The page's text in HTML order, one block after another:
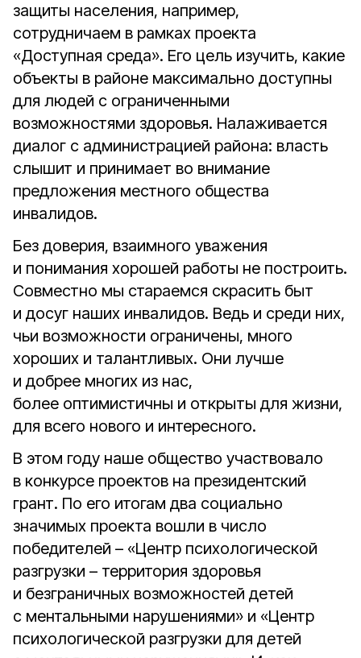
защиты населения, например,
сотрудничаем в рамках проекта
«Доступная среда». Его цель изучить, какие
объекты в районе максимально доступны
для людей с ограниченными
возможностями здоровья. Налаживается
диалог с администрацией района: власть
слышит и принимает во внимание
предложения местного общества
инвалидов.
Без доверия, взаимного уважения
и понимания хорошей работы не построить.
Совместно мы стараемся скрасить быт
и досуг наших инвалидов. Ведь и среди них,
чьи возможности ограничены, много
хороших и талантливых. Они лучше
и добрее многих из нас,
более оптимистичны и открыты для жизни,
для всего нового и интересного.
В этом году наше общество участвовало
в конкурсе проектов на президентский
грант. По его итогам два социально
значимых проекта вошли в число
победителей – «Центр психологической
разгрузки – территория здоровья
и безграничных возможностей детей
с ментальными нарушениями» и «Центр
психологической разгрузки для детей